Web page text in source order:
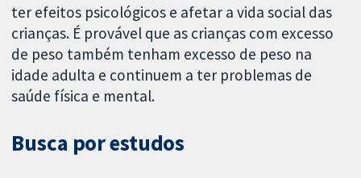
ter efeitos psicológicos e afetar a vida social das
crianças. É provável que as crianças com excesso
de peso também tenham excesso de peso na
idade adulta e continuem a ter problemas de
saúde física e mental.
Busca por estudos